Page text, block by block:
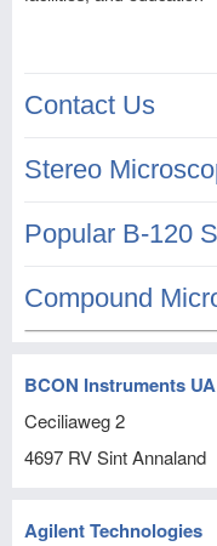
BCON Instruments UA
Ceciliaweg 2
4697 RVSint Annaland
Agilent Technologies